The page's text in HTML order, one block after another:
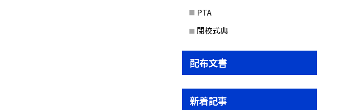
PTA
閉校式典
配布文書
新着記事